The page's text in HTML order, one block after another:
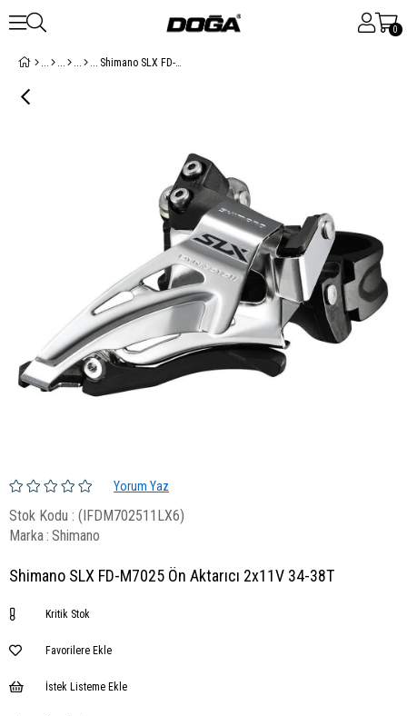
0
Shimano SLX FD-M7025 Ön Aktarıcı 2x11V 34-38T
Yorum Yaz
Stok Kodu
(IFDM702511LX6)
Marka: Shimano
Shimano SLX FD-M7025 Ön Aktarıcı 2x11V 34-38T
Kritik Stok
Favorilere Ekle
İstek Listeme Ekle